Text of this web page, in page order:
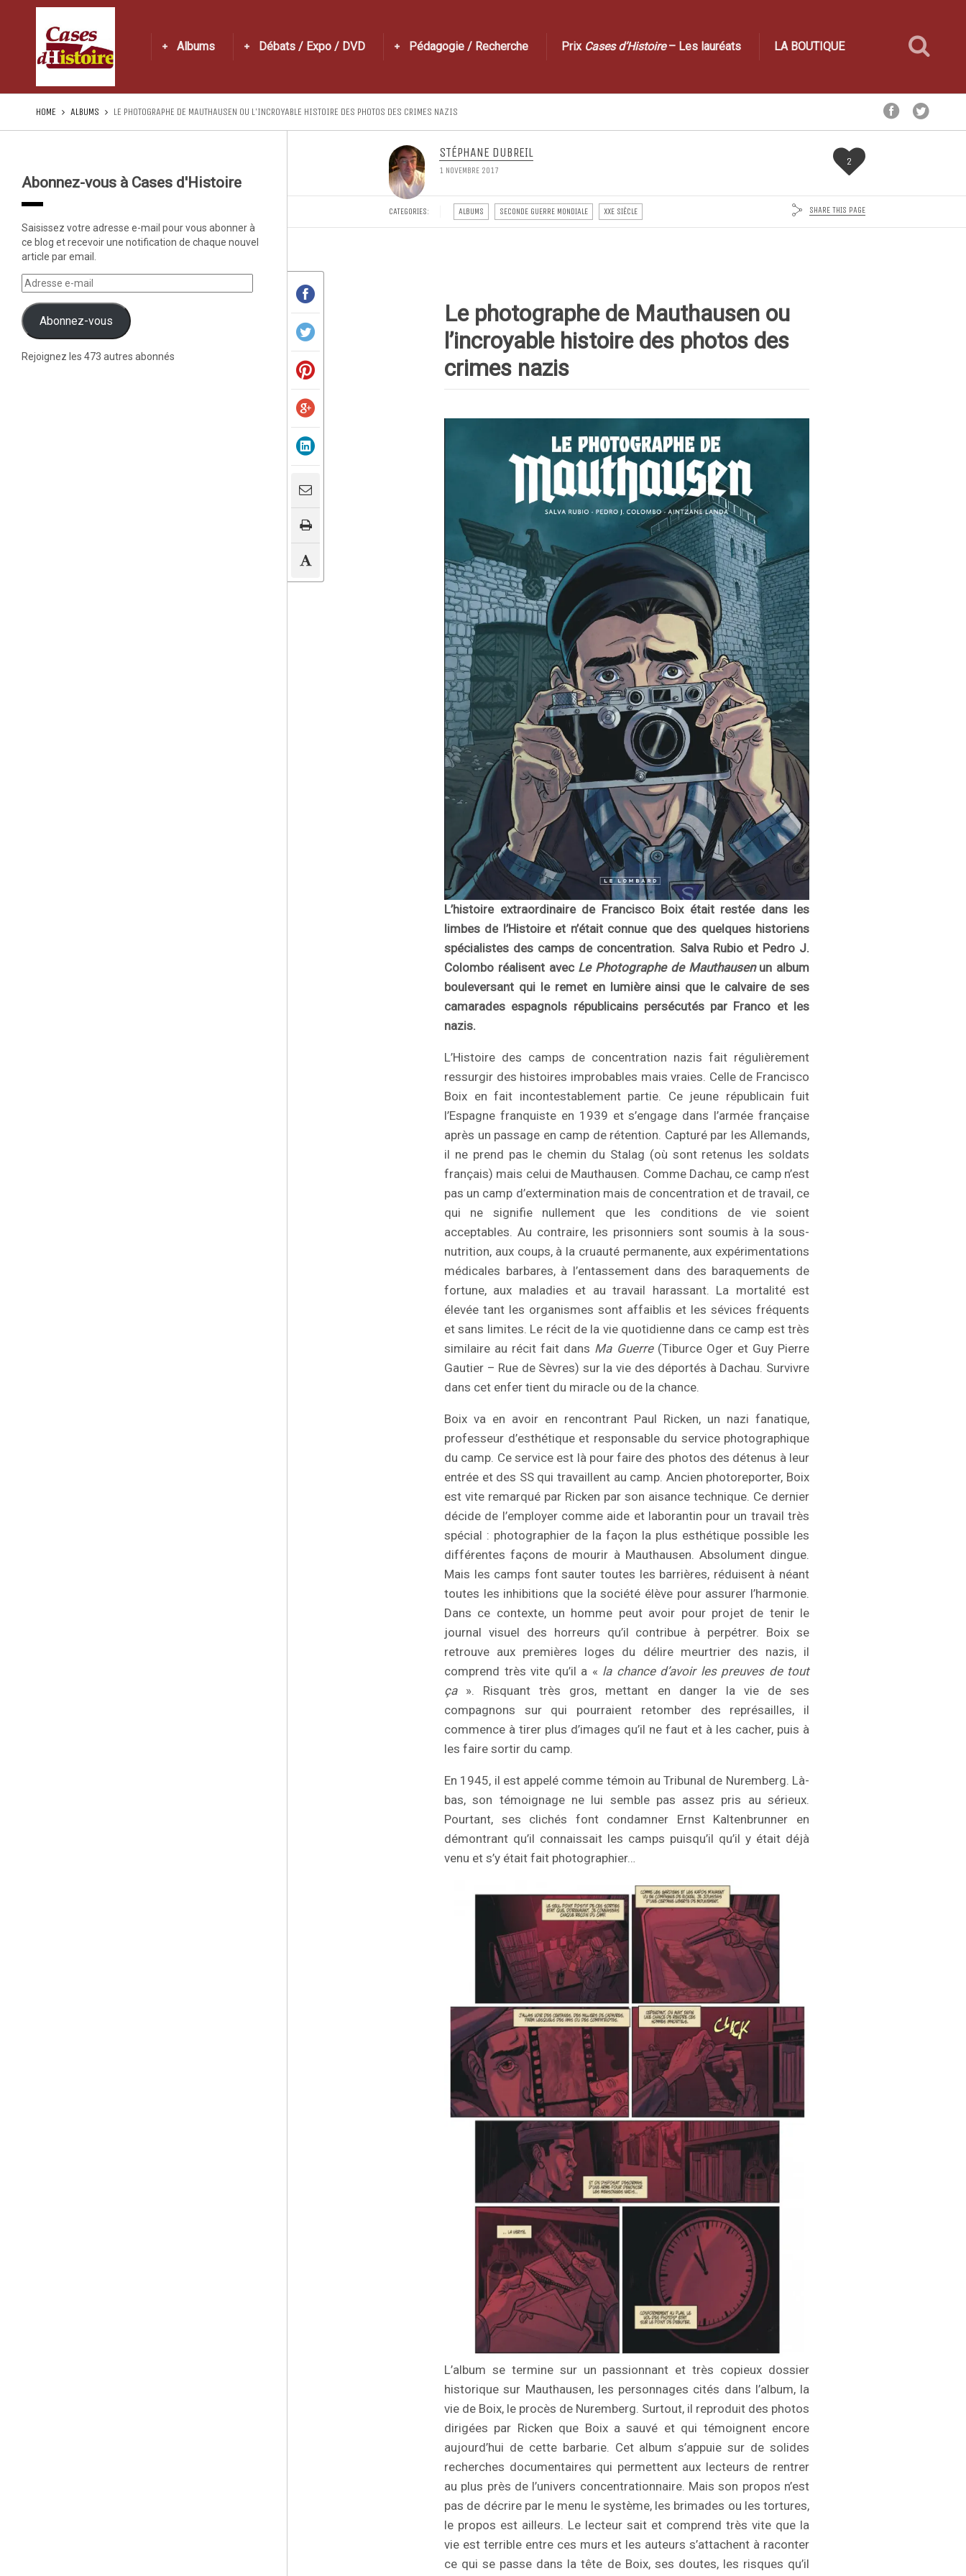
Albums Débats / Expo / DVD Pédagogie / Recherche Prix Cases d’Histoire– Les lauréats LA BOUTIQUE
HOME ALBUMS LE PHOTOGRAPHE DE MAUTHAUSEN OU L’INCROYABLE HISTOIRE DES PHOTOS DES CRIMES NAZIS
Abonnez-vous à Cases d'Histoire
Saisissez votre adresse e-mail pour vous abonner à
ce blog et recevoir une notification de chaque nouvel
article par email.
Abonnez-vous
Rejoignez les 473 autres abonnés
STÉPHANE DUBREIL
1 NOVEMBRE 2017
2
CATEGORIES: ALBUMS SECONDE GUERRE MONDIALE XXE SIÈCLE SHARE THIS PAGE
Le photographe de Mauthausen ou
l’incroyable histoire des photos des
crimes nazis
L’histoire extraordinaire de Francisco Boix était restée dans les
limbes de l’Histoire et n’était connue que des quelques historiens
spécialistes des camps de concentration. Salva Rubio et Pedro J.
Colombo réalisent avec Le Photographe de Mauthausenun album
bouleversant qui le remet en lumière ainsi que le calvaire de ses
camarades espagnols républicains persécutés par Franco et les
nazis.
L’Histoire des camps de concentration nazis fait régulièrement
ressurgir des histoires improbables mais vraies. Celle de Francisco
Boix en fait incontestablement partie. Ce jeune républicain fuit
l’Espagne franquiste en 1939 et s’engage dans l’armée française
après un passage en camp de rétention. Capturé par les Allemands,
il ne prend pas le chemin du Stalag (où sont retenus les soldats
français) mais celui de Mauthausen. Comme Dachau, ce camp n’est
pas un camp d’extermination mais de concentration et de travail, ce
qui ne signifie nullement que les conditions de vie soient
acceptables. Au contraire, les prisonniers sont soumis à la sous-
nutrition, aux coups, à la cruauté permanente, aux expérimentations
médicales barbares, à l’entassement dans des baraquements de
fortune, aux maladies et au travail harassant. La mortalité est
élevée tant les organismes sont affaiblis et les sévices fréquents
et sans limites. Le récit de la vie quotidienne dans ce camp est très
similaire au récit fait dans Ma Guerre(Tiburce Oger et Guy Pierre
Gautier – Rue de Sèvres) sur la vie des déportés à Dachau. Survivre
dans cet enfer tient du miracle ou de la chance.
Boix va en avoir en rencontrant Paul Ricken, un nazi fanatique,
professeur d’esthétique et responsable du service photographique
du camp. Ce service est là pour faire des photos des détenus à leur
entrée et des SS qui travaillent au camp. Ancien photoreporter, Boix
est vite remarqué par Ricken par son aisance technique. Ce dernier
décide de l’employer comme aide et laborantin pour un travail très
spécial : photographier de la façon la plus esthétique possible les
différentes façons de mourir à Mauthausen. Absolument dingue.
Mais les camps font sauter toutes les barrières, réduisent à néant
toutes les inhibitions que la société élève pour assurer l’harmonie.
Dans ce contexte, un homme peut avoir pour projet de tenir le
journal visuel des horreurs qu’il contribue à perpétrer. Boix se
retrouve aux premières loges du délire meurtrier des nazis, il
comprend très vite qu’il a « la chance d’avoir les preuves de tout
ça ». Risquant très gros, mettant en danger la vie de ses
compagnons sur qui pourraient retomber des représailles, il
commence à tirer plus d’images qu’il ne faut et à les cacher, puis à
les faire sortir du camp.
En 1945, il est appelé comme témoin au Tribunal de Nuremberg. Là-
bas, son témoignage ne lui semble pas assez pris au sérieux.
Pourtant, ses clichés font condamner Ernst Kaltenbrunner en
démontrant qu’il connaissait les camps puisqu’il qu’il y était déjà
venu et s’y était fait photographier…
L’album se termine sur un passionnant et très copieux dossier
historique sur Mauthausen, les personnages cités dans l’album, la
vie de Boix, le procès de Nuremberg. Surtout, il reproduit des photos
dirigées par Ricken que Boix a sauvé et qui témoignent encore
aujourd’hui de cette barbarie. Cet album s’appuie sur de solides
recherches documentaires qui permettent aux lecteurs de rentrer
au plus près de l’univers concentrationnaire. Mais son propos n’est
pas de décrire par le menu le système, les brimades ou les tortures,
le propos est ailleurs. Le lecteur sait et comprend très vite que la
vie est terrible entre ces murs et les auteurs s’attachent à raconter
ce qui se passe dans la tête de Boix, ses doutes, les risques qu’il